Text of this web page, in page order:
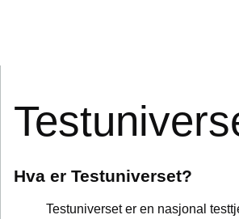
Hva er Testuniverset?
Testuniverset er en nasjonal